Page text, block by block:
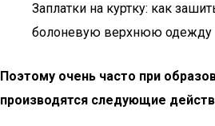
Заплатки на куртку: как
болоневую верхнюю одежду
Поэтому очень часто при
производятся следующие